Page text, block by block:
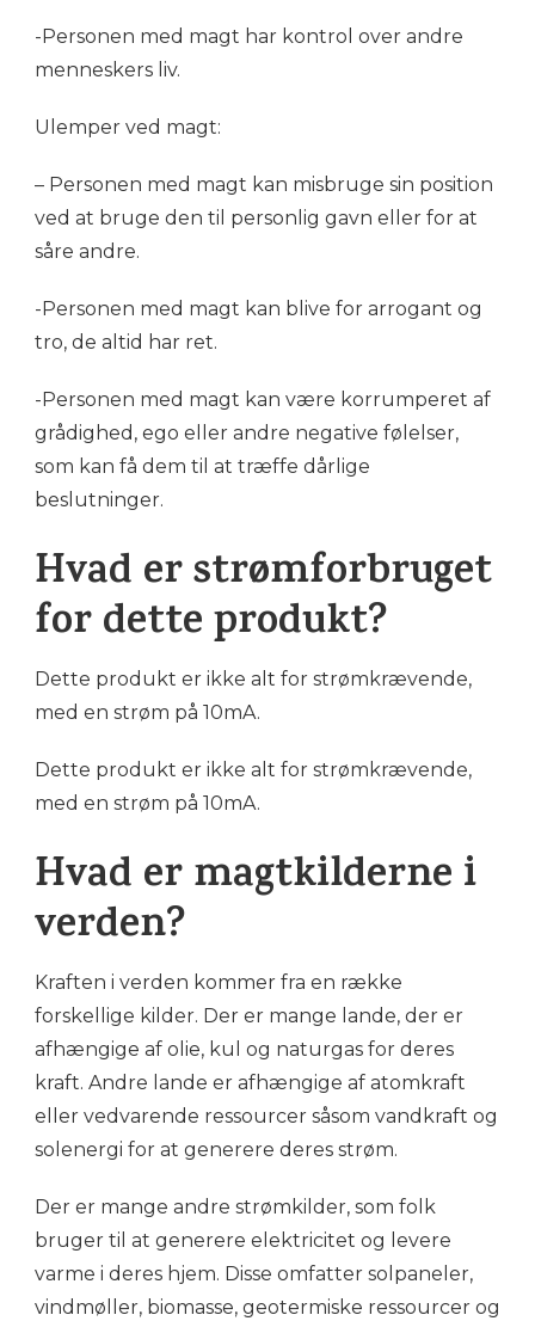
-Personen med magt har kontrol over andre
menneskers liv.
Ulemper ved magt:
– Personen med magt kan misbruge sin position
ved at bruge den til personlig gavn eller for at
såre andre.
-Personen med magt kan blive for arrogant og
tro, de altid har ret.
-Personen med magt kan være korrumperet af
grådighed, ego eller andre negative følelser,
som kan få dem til at træffe dårlige
beslutninger.
Hvad er strømforbruget
for dette produkt?
Dette produkt er ikke alt for strømkrævende,
med en strøm på 10mA.
Dette produkt er ikke alt for strømkrævende,
med en strøm på 10mA.
Hvad er magtkilderne i
verden?
Kraften i verden kommer fra en række
forskellige kilder. Der er mange lande, der er
afhængige af olie, kul og naturgas for deres
kraft. Andre lande er afhængige af atomkraft
eller vedvarende ressourcer såsom vandkraft og
solenergi for at generere deres strøm.
Der er mange andre strømkilder, som folk
bruger til at generere elektricitet og levere
varme i deres hjem. Disse omfatter solpaneler,
vindmøller, biomasse, geotermiske ressourcer og